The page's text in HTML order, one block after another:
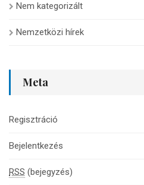
Nem kategorizált
Nemzetközi hírek
Meta
Regisztráció
Bejelentkezés
RSS (bejegyzés)